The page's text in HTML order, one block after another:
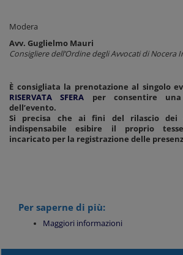
Modera
Avv. Guglielmo Mauri
Consigliere dell’Ordine degli Avvocati di Nocera
È consigliata la prenotazione al singolo
RISERVATA SFERA per consentire una
dell’evento.
Si precisa che ai fini del rilascio dei
indispensabile esibire il proprio
incaricato per la registrazione delle
Per saperne di più:
Maggiori informazioni